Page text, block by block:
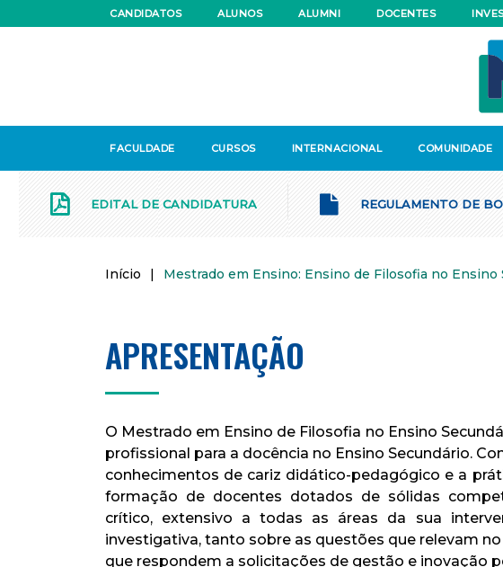
CANDIDATOS ALUNOS ALUMNI DOCENTES
FACULDADE CURSOS INTERNACIONAL COMUNIDADE
REGULAMENTO DE
EDITAL DE CANDIDATURA
Início | Mestrado em Ensino: Ensino de Filosofia no Ensino
APRESENTAÇÃO
O Mestrado em Ensino de Filosofia no Ensino
profissional para a docência no Ensino Secundário.
conhecimentos de cariz didático-pedagógico e a
formação de docentes dotados de sólidas
crítico, extensivo a todas as áreas da sua
investigativa, tanto sobre as questões que relevam
que respondem a solicitações de gestão e inovação